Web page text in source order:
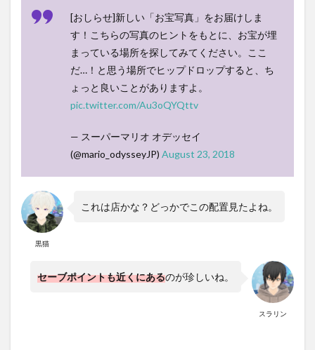
[おしらせ]新しい「お宝写真」をお届けしま
す！こちらの写真のヒントをもとに、お宝が埋
まっている場所を探してみてください。ここ
だ…！と思う場所でヒップドロップすると、ち
ょっと良いことがありますよ。
pic.twitter.com/Au3oQYQttv
— スーパーマリオ オデッセイ
(@mario_odysseyJP) August 23, 2018
黒猫
これは店かな？どっかでこの配置見たよね。
スラリン
セーブポイントも近くにあるのが珍しいね。